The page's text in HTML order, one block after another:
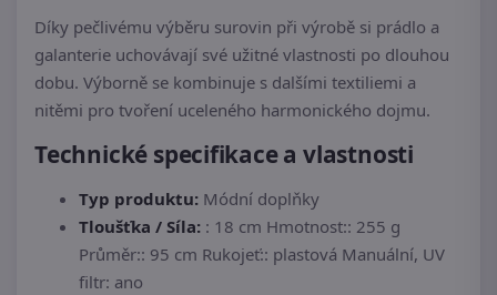
Díky pečlivému výběru surovin při výrobě si prádlo a
galanterie uchovávají své užitné vlastnosti po dlouhou
dobu. Výborně se kombinuje s dalšími textiliemi a
nitěmi pro tvoření uceleného harmonického dojmu.
Technické specifikace a vlastnosti
Typ produktu: Módní doplňky
Tloušťka / Síla: : 18 cm Hmotnost:: 255 g
Průměr:: 95 cm Rukojeť:: plastová Manuální, UV
filtr: ano